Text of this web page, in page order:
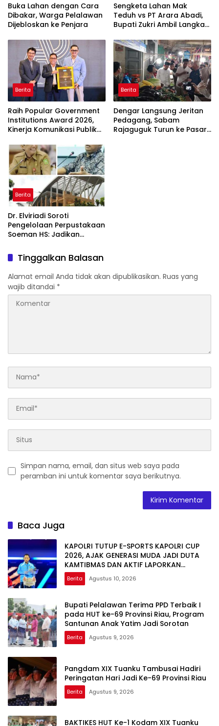
Buka Lahan dengan Cara
Dibakar, Warga Pelalawan
Dijebloskan ke Penjara
Sengketa Lahan Mak
Teduh vs PT Arara Abadi,
Bupati Zukri Ambil Langkah
Berita
Raih Popular Government
Institutions Award 2026,
Kinerja Komunikasi Publik
Kembali Diakui
Berita
Dengar Langsung Jeritan
Pedagang, Sabam
Rajaguguk Turun ke Pasar
Berita
Dr. Elviriadi Soroti
Pengelolaan Perpustakaan
Soeman HS: Jadikan
Kawah Candradimuka
Intelektual
Tinggalkan Balasan
Alamat email Anda tidak akan dipublikasikan. Ruas yang
wajib ditandai *
Simpan nama, email, dan situs web saya pada
peramban ini untuk komentar saya berikutnya.
Baca Juga
KAPOLRI TUTUP E-SPORTS KAPOLRI CUP
2026, AJAK GENERASI MUDA JADI DUTA
KAMTIBMAS DAN AKTIF LAPORKAN
GANGGUAN KE 110
Berita Agustus 10, 2026
Bupati Pelalawan Terima PPD Terbaik I
pada HUT ke-69 Provinsi Riau, Program
Santunan Anak Yatim Jadi Sorotan
Berita Agustus 9, 2026
Pangdam XIX Tuanku Tambusai Hadiri
Peringatan Hari Jadi Ke-69 Provinsi Riau
Berita Agustus 9, 2026
BAKTIKES HUT Ke-1 Kodam XIX Tuanku